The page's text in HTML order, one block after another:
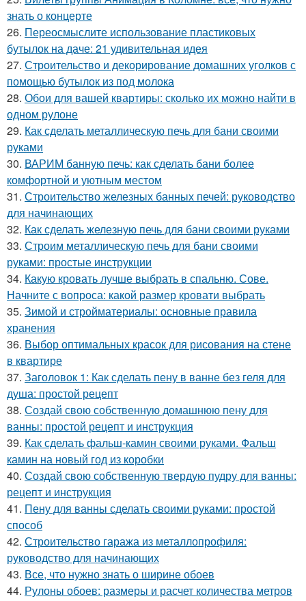
знать о концерте
26. Переосмыслите использование пластиковых
бутылок на даче: 21 удивительная идея
27. Строительство и декорирование домашних уголков с
помощью бутылок из под молока
28. Обои для вашей квартиры: сколько их можно найти в
одном рулоне
29. Как сделать металлическую печь для бани своими
руками
30. ВАРИМ банную печь: как сделать бани более
комфортной и уютным местом
31. Строительство железных банных печей: руководство
для начинающих
32. Как сделать железную печь для бани своими руками
33. Строим металлическую печь для бани своими
руками: простые инструкции
34. Какую кровать лучше выбрать в спальню. Сове.
Начните с вопроса: какой размер кровати выбрать
35. Зимой и стройматериалы: основные правила
хранения
36. Выбор оптимальных красок для рисования на стене
в квартире
37. Заголовок 1: Как сделать пену в ванне без геля для
душа: простой рецепт
38. Создай свою собственную домашнюю пену для
ванны: простой рецепт и инструкция
39. Как сделать фальш-камин своими руками. Фальш
камин на новый год из коробки
40. Создай свою собственную твердую пудру для ванны:
рецепт и инструкция
41. Пену для ванны сделать своими руками: простой
способ
42. Строительство гаража из металлопрофиля:
руководство для начинающих
43. Все, что нужно знать о ширине обоев
44. Рулоны обоев: размеры и расчет количества метров